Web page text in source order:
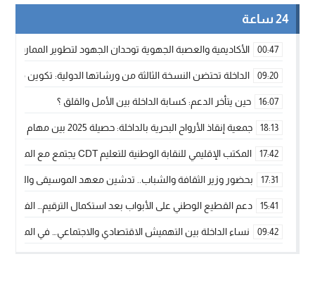
24 ساعة
00:47 الأكاديمية والعصبة الجهوية توحدان الجهود لتطوير الممارسة
09:20 الداخلة تحتضن النسخة الثالثة من ورشاتها الدولية: تكوين
16:07 حين يتأخر الدعم: كسابة الداخلة بين الأمل والقلق ؟
18:13 جمعية إنقاذ الأرواح البحرية بالداخلة: حصيلة 2025 بين مهام الإنقاذ ومشروع “دار البحار”
17:42 المكتب الإقليمي للنقابة الوطنية للتعليم CDT يجتمع مع المدير الإقليمي لمناقشة ملفات جوهرية لنساء ورجال التعليم
17:31 بحضور وزير الثقافة والشباب.. تدشين معهد الموسيقى والفنون
15:41 دعم القطيع الوطني على الأبواب بعد استكمال الترقيم…
09:42 نساء الداخلة بين التهميش الاقتصادي والاجتماعي… في المؤسسات